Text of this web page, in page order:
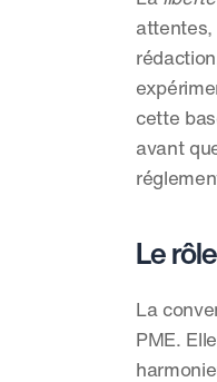
attentes,
cette
avant
Le
La
PME.